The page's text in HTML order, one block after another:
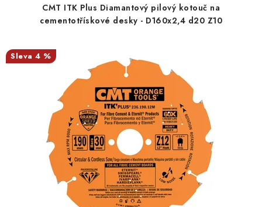
u
k
d
u
CMT ITK Plus Diamantový pilový kotouč na
cementotřískové desky - D160x2,4 d20 Z10
4 %